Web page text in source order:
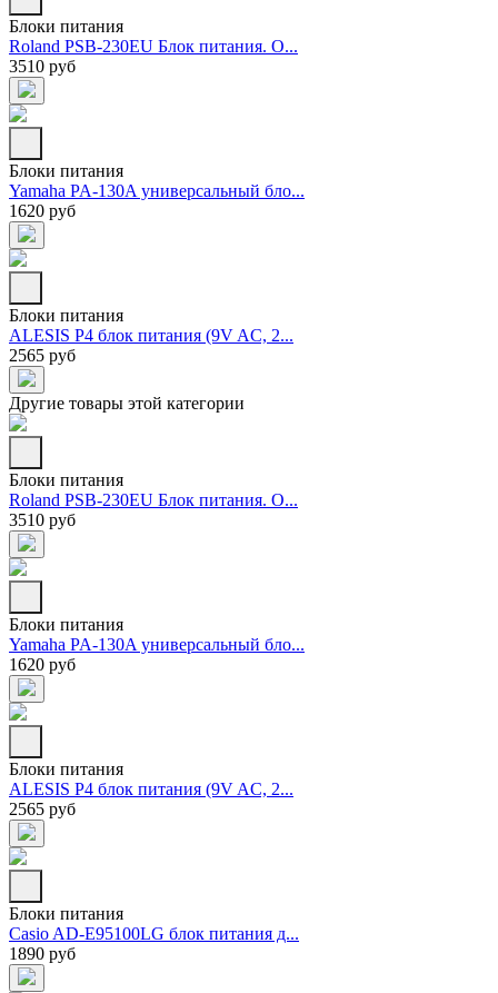
Блоки питания
Roland PSB-230EU Блок питания. О...
3510 руб
Блоки питания
Yamaha PA-130A универсальный бло...
1620 руб
Блоки питания
ALESIS P4 блок питания (9V AC, 2...
2565 руб
Другие товары этой категории
Блоки питания
Roland PSB-230EU Блок питания. О...
3510 руб
Блоки питания
Yamaha PA-130A универсальный бло...
1620 руб
Блоки питания
ALESIS P4 блок питания (9V AC, 2...
2565 руб
Блоки питания
Casio AD-E95100LG блок питания д...
1890 руб